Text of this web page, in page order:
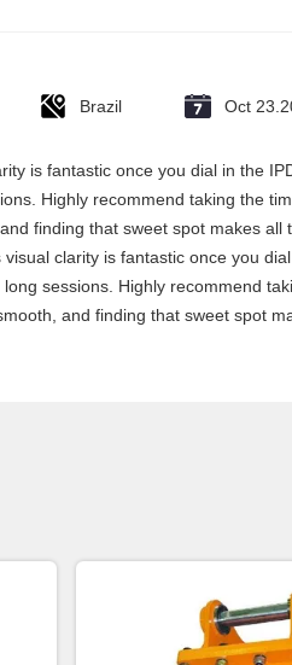
Brazil Oct
is fantastic once you dial in the
Highly recommend taking the
finding that sweet spot makes
clarity is fantastic once you
sessions. Highly recommend
and finding that sweet spot